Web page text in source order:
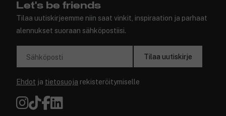
Let's be friends
Tilaa uutiskirjeemme niin saat vinkit, inspiraation ja parhaat
alennukset suoraan sähköpostiisi.
Sähköposti Tilaa uutiskirje
Ehdot ja tietosuoja rekisteröitymiselle